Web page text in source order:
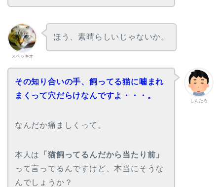
スペッキオ
ほう、素晴らしいじゃないか。
しんたろ
その知り合いの手、飼ってる猫に噛まれ
まくって穴だらけなんですよ・・・。
なんだか痛ましくって。
本人は
「猫飼ってるんだから当たり前」
って言ってるんですけど、本当にそうな
んでしょうか？